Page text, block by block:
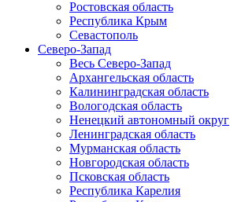
Ростовская область
Республика Крым
Севастополь
Северо-Запад
Весь Северо-Запад
Архангельская область
Калининградская область
Вологодская область
Ненецкий автономный округ
Ленинградская область
Мурманская область
Новгородская область
Псковская область
Республика Карелия